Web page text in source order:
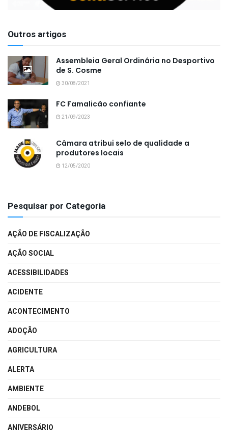
Outros artigos
Assembleia Geral Ordinária no Desportivo
de S. Cosme
30/08/2021
FC Famalicão confiante
21/09/2023
Câmara atribui selo de qualidade a
produtores locais
12/05/2020
Pesquisar por Categoria
AÇÃO DE FISCALIZAÇÃO
AÇÃO SOCIAL
ACESSIBILIDADES
ACIDENTE
ACONTECIMENTO
ADOÇÃO
AGRICULTURA
ALERTA
AMBIENTE
ANDEBOL
ANIVERSÁRIO